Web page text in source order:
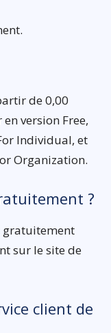
de 0,00
version Free,
Individual, et
Organization.
?
gratuitement
sur le site de
client de